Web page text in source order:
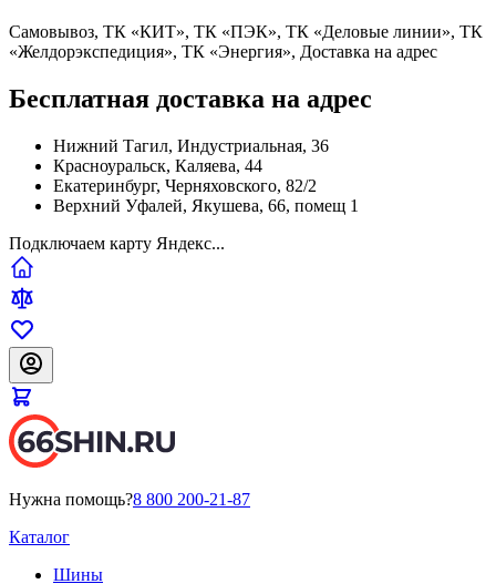
Самовывоз, ТК «КИТ», ТК «ПЭК», ТК «Деловые линии», ТК
«Желдорэкспедиция», ТК «Энергия», Доставка на адрес
Бесплатная доставка на адрес
Нижний Тагил, Индустриальная, 36
Красноуральск, Каляева, 44
Екатеринбург, Черняховского, 82/2
Верхний Уфалей, Якушева, 66, помещ 1
Подключаем карту Яндекс...
Нужна помощь?8 800 200-21-87
Каталог
Шины